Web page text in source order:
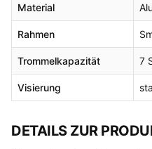
Material
Rahmen
Trommelkapazität 7
Visierung
DETAILS ZUR